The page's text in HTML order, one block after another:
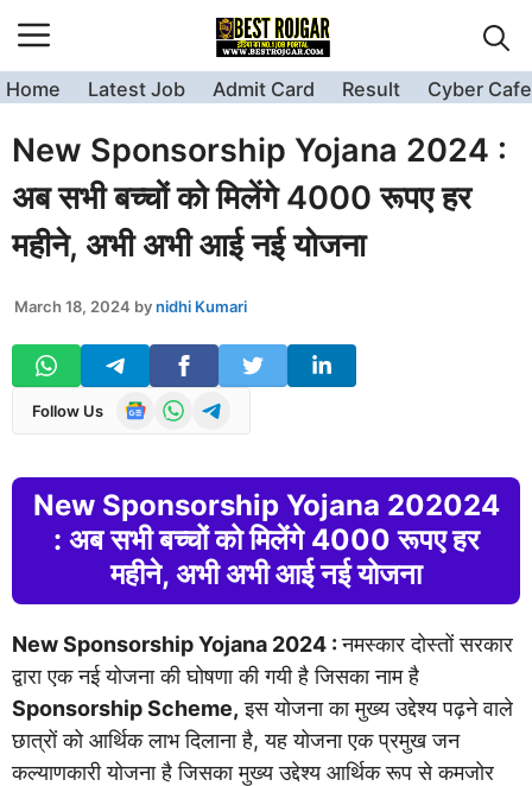
to
content
Home Latest Job Admit Card Result Cyber Cafe
New Sponsorship Yojana 2024 :
अब सभी बच्चों को मिलेंगे 4000 रूपए हर
महीने, अभी अभी आई नई योजना
March 18, 2024 bynidhi Kumari
Follow Us
New Sponsorship Yojana 202024
: अब सभी बच्चों को मिलेंगे 4000 रूपए हर
महीने, अभी अभी आई नई योजना
New Sponsorship Yojana 2024 :नमस्कार दोस्तों सरकार
द्वारा एक नई योजना की घोषणा की गयी है जिसका नाम है
Sponsorship Scheme, इस योजना का मुख्य उद्देश्य पढ़ने वाले
छात्रों को आर्थिक लाभ दिलाना है, यह योजना एक प्रमुख जन
कल्याणकारी योजना है जिसका मुख्य उद्देश्य आर्थिक रूप से कमजोर